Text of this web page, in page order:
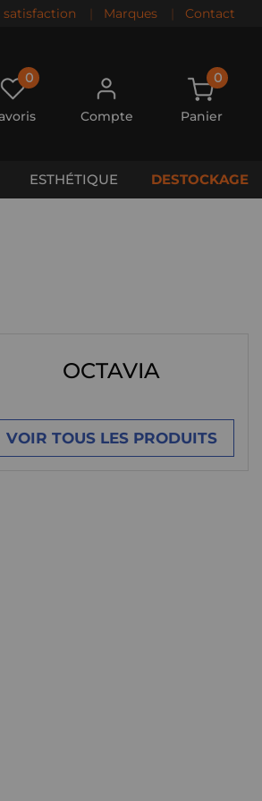
| Marques | Contact
0
Compte
0
Panier
ESTHÉTIQUE DESTOCKAGE
OCTAVIA
VOIR TOUS LES PRODUITS